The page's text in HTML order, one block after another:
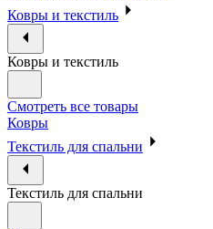
Ковры и текстиль
Ковры и текстиль
Смотреть все товары
Ковры
Текстиль для спальни
Текстиль для спальни